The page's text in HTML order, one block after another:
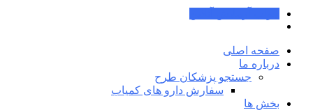
صفحه اصلی
درباره ما
جستجو پزشکان طرح
سفارش دارو های کمیاب
بخش ها